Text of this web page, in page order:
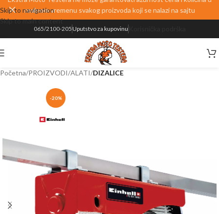
Skip to navigation
Skip to main content
realnom vremenu svakog proizvoda koji se nalazi na sajtu
065/2100-205Uputstvo za kupovinu
Početna PROIZVODI ALATI DIZALICE
-20%